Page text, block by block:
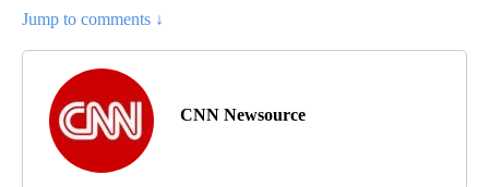
Jump to comments ↓
CNN Newsource